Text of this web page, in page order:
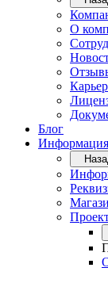
О
Блог
Информация